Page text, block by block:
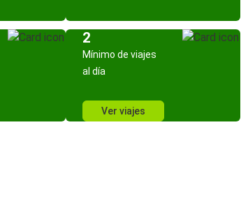
2
Mínimo de viajes
al día
Ver viajes